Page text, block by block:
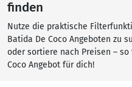
finden
Nutze die praktische
Batida De Coco Angeboten zu
oder sortiere nach Preisen –
Coco Angebot für dich!